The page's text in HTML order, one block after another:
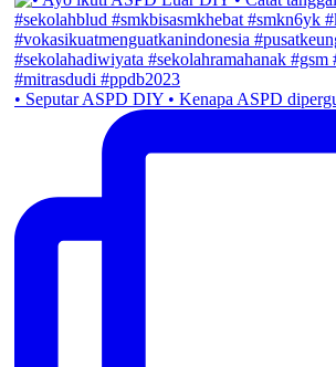
• Seputar ASPD DIY • Kenapa ASPD